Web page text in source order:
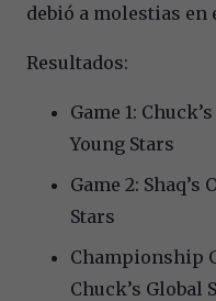
debió a molestias
Resultados:
Game 1:
Young Stars
Game 2: Shaq’s
Stars
Championship
Chuck’s Global